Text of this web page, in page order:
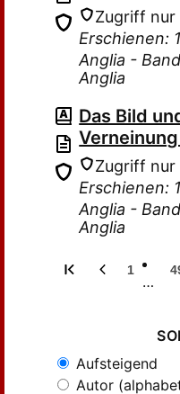
Zugriff nur
Erschienen:
Anglia -
Anglia
Das Bild
Zugriff nur
Erschienen:
Anglia -
Anglia
1
…
Aufsteigend
Autor